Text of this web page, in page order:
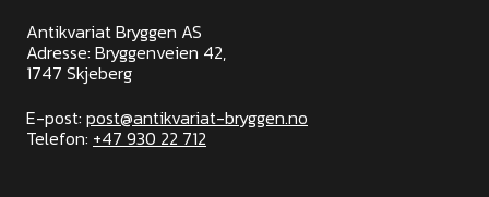
Antikvariat Bryggen AS
Adresse: Bryggenveien 42,
1747 Skjeberg
E-post: post@antikvariat-bryggen.no
Telefon: +47 930 22 712